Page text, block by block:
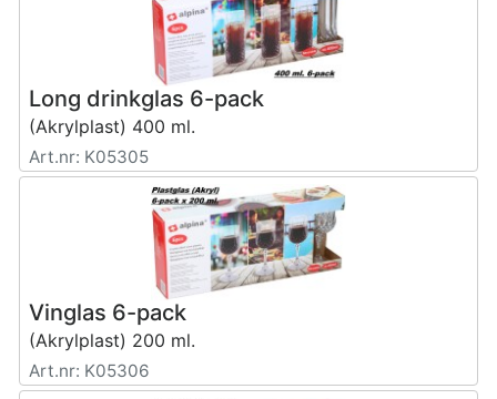
Long drinkglas 6-pack
(Akrylplast) 400 ml.
Art.nr: K05305
Vinglas 6-pack
(Akrylplast) 200 ml.
Art.nr: K05306